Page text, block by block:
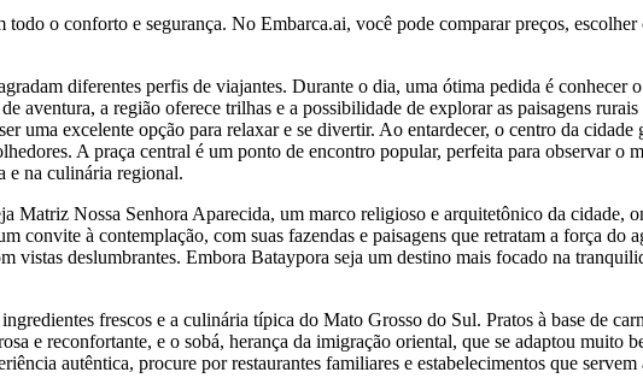
o conforto e segurança. No Embarca.ai, você pode comparar preços,
diferentes perfis de viajantes. Durante o dia, uma ótima pedida é conhecer
aventura, a região oferece trilhas e a possibilidade de explorar as paisagens
uma excelente opção para relaxar e se divertir. Ao entardecer, o centro da cidade
A praça central é um ponto de encontro popular, perfeita para observar o
e na culinária regional.
Matriz Nossa Senhora Aparecida, um marco religioso e arquitetônico da cidade,
convite à contemplação, com suas fazendas e paisagens que retratam a força do
vistas deslumbrantes. Embora Bataypora seja um destino mais focado na
frescos e a culinária típica do Mato Grosso do Sul. Pratos à base de
e reconfortante, e o sobá, herança da imigração oriental, que se adaptou muito
autêntica, procure por restaurantes familiares e estabelecimentos que